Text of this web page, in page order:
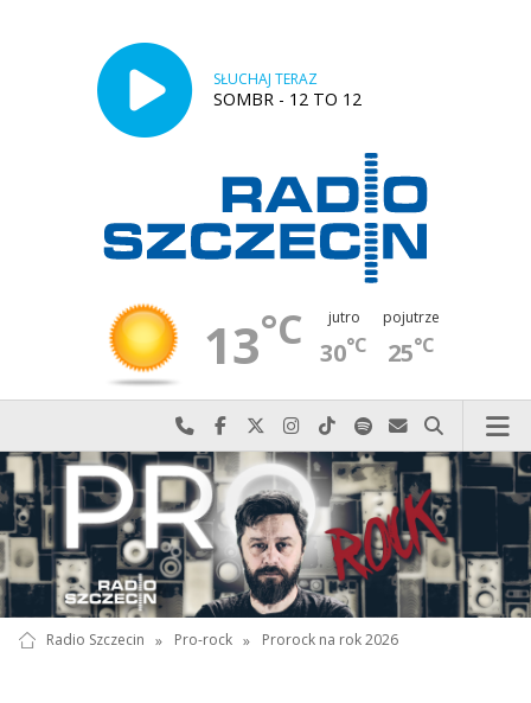
SŁUCHAJ TERAZ
SOMBR - 12 TO 12
13°C jutro
30°C
pojutrze
25°C
Najlepiej po prostu do nas zadzwoń
Odwiedź nas na Facebook-u
Odwiedź nas na X
Odwiedź nas na Instagram-ie
Odwiedź nas na TikTok-u
Szukaj nas na Spotify
Wyślij do nas
Szukaj
Radio Szczecin » Pro-rock » Prorock na rok 2026